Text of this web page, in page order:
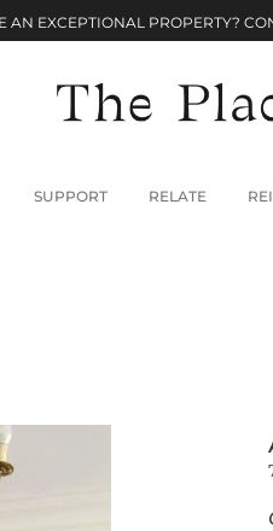
AN EXCEPTIONAL PROPERTY?
SUPPORT RELATE